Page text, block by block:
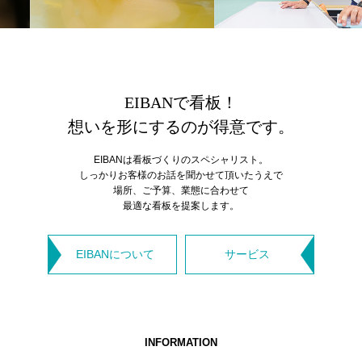
EIBANで看板！
想いを形にするのが得意です。
EIBANは看板づくりのスペシャリスト。
しっかりお客様のお話を聞かせて頂いたうえで
場所、ご予算、業態に合わせて
最適な看板を提案します。
EIBANについて サービス
INFORMATION